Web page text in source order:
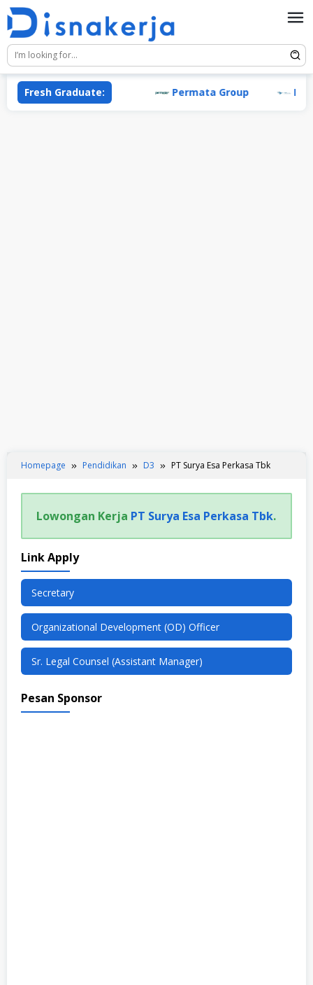
Skip
content
Fresh Graduate: Permata Group PT
Homepage Pendidikan D3 PT Surya Esa Perkasa Tbk
Lowongan Kerja PT Surya Esa Perkasa Tbk.
Link Apply
Secretary
Organizational Development (OD) Officer
Sr. Legal Counsel (Assistant Manager)
Pesan Sponsor